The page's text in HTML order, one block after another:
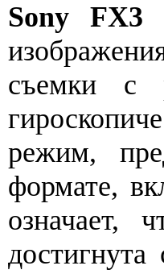
Sony FX3
съемки с
режим,
формате,
означает,